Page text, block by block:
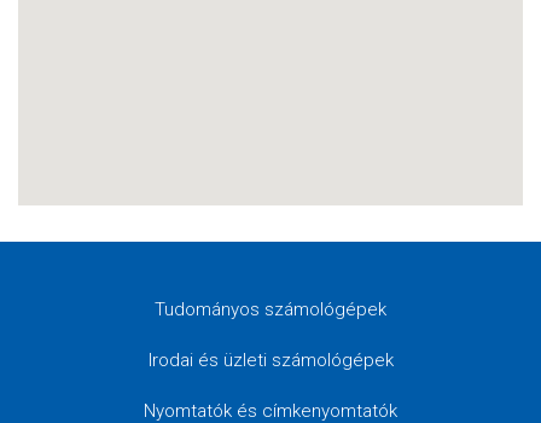
Tudományos számológépek
Irodai és üzleti számológépek
Nyomtatók és címkenyomtatók